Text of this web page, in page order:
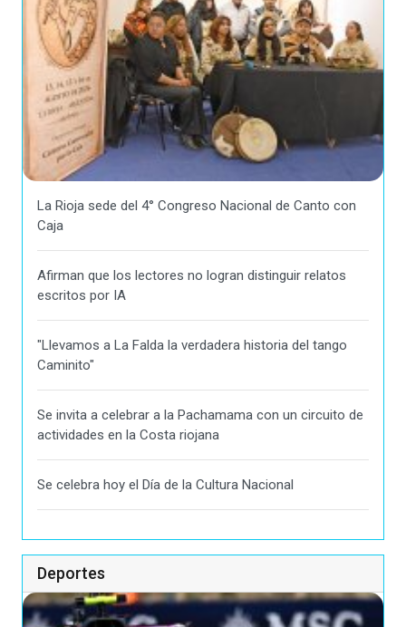
La Rioja sede del 4° Congreso Nacional de Canto con
Caja
Afirman que los lectores no logran distinguir relatos
escritos por IA
"Llevamos a La Falda la verdadera historia del tango
Caminito"
Se invita a celebrar a la Pachamama con un circuito de
actividades en la Costa riojana
Se celebra hoy el Día de la Cultura Nacional
Deportes